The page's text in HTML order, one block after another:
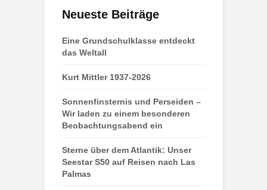
Neueste Beiträge
Eine Grundschulklasse entdeckt
das Weltall
Kurt Mittler 1937-2026
Sonnenfinsternis und Perseiden –
Wir laden zu einem besonderen
Beobachtungsabend ein
Sterne über dem Atlantik: Unser
Seestar S50 auf Reisen nach Las
Palmas